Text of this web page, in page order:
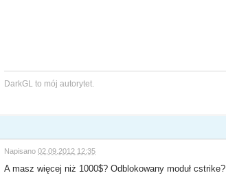
DarkGL to mój autorytet.
Napisano02.09.2012 12:35
A masz więcej niż 1000$? Odblokowany moduł cstrike?